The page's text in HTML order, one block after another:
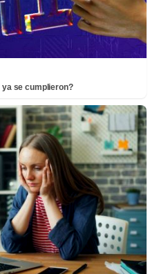
se cumplieron?